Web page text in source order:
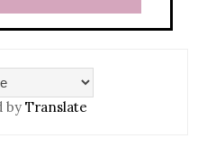
by Translate